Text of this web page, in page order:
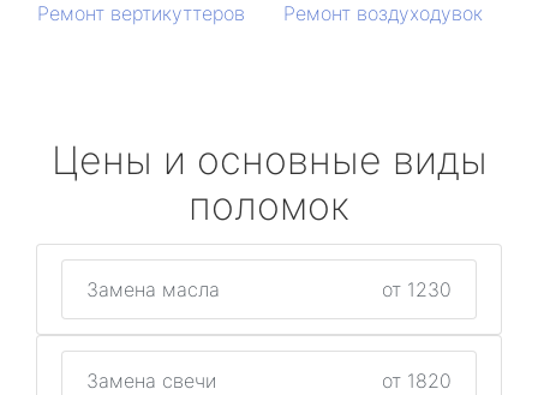
Ремонт вертикуттеров
Ремонт воздуходувок
Цены и основные виды
поломок
Замена масла от 1230
Замена свечи от 1820